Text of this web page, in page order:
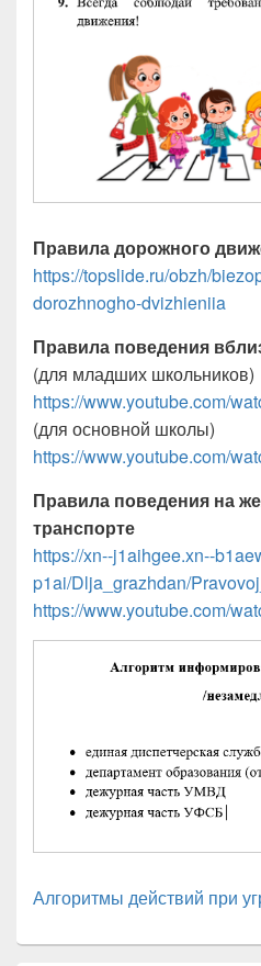
Правила дорожного
https://topslide.ru/obzh/
dorozhnogho-dvizhieniia
Правила поведения
(для младших школьников)
https://www.youtube.com/
(для основной школы)
https://www.youtube.com/
Правила поведения на
транспорте
https://xn--j1aihgee.xn--
p1ai/Dlja_grazhdan/
https://www.youtube.com/
Алгоритмы действий при